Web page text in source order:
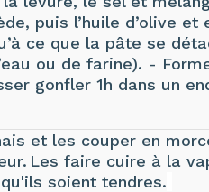
puis l’huile d’olive et
ce que la pâte se
ou de farine). -
gonfler 1h dans un
et les couper en
Les faire cuire à la
soient tendres.